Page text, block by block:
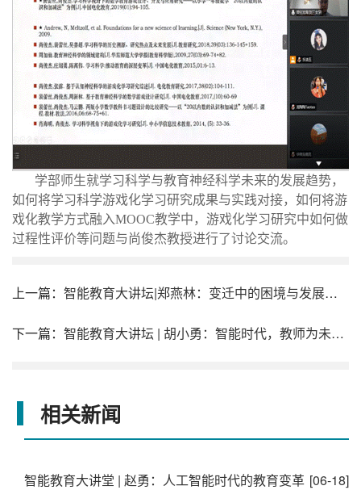
学部师生就学习科学与教育神经科学未来的发展趋势，
如何将学习科学游戏化学习研究成果与实践对接，如何将游
戏化教学方式融入MOOC教学中，游戏化学习研究中如何做
过程性评价等问题与尚俊杰教授进行了讨论交流。
上一篇： 智能教育大讲坛|郑燕林：变迁中的困境与发展——一个正在路上的教育技术人的困惑与思考
下一篇： 智能教育大讲坛 | 胡小勇：智能时代，教师为未知而教
相关新闻
[06-18]
智能教育大讲堂 | 赵勇：人工智能时代的教育变革